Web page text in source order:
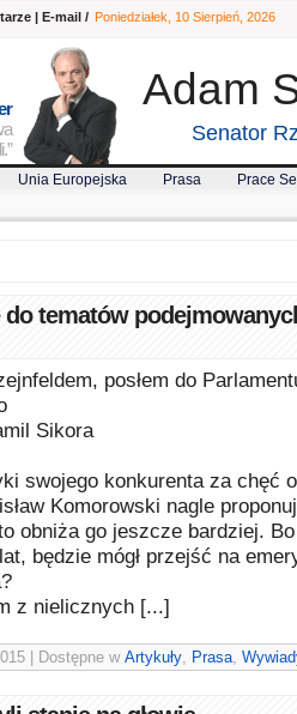
| E-mail / Poniedziałek, 10 Sierpień, 2026
Adam
Senator
Unia Europejska Prasa
Prace
tematów
posłem do
Sikora
swojego konkurenta za chęć
Komorowski nagle
obniża go jeszcze bardziej.
będzie mógł przejść na
z nielicznych [...]
| Dostępne w Artykuły, Prasa,